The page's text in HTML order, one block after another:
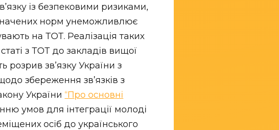
із безпековими ризиками,
норм унеможливлює
на ТОТ. Реалізація таких
з ТОТ до закладів вищої
звʼязку України з
збереження звʼязків з
України “Про основні
умов для інтеграції молоді
осіб до українського